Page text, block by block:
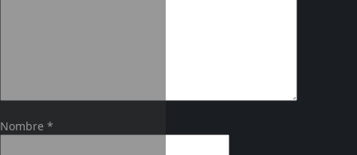
Nombre *